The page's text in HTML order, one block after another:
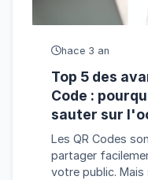
hace 3 an
Top 5 des
Code :
sauter sur
Les QR Codes
partager
votre public.